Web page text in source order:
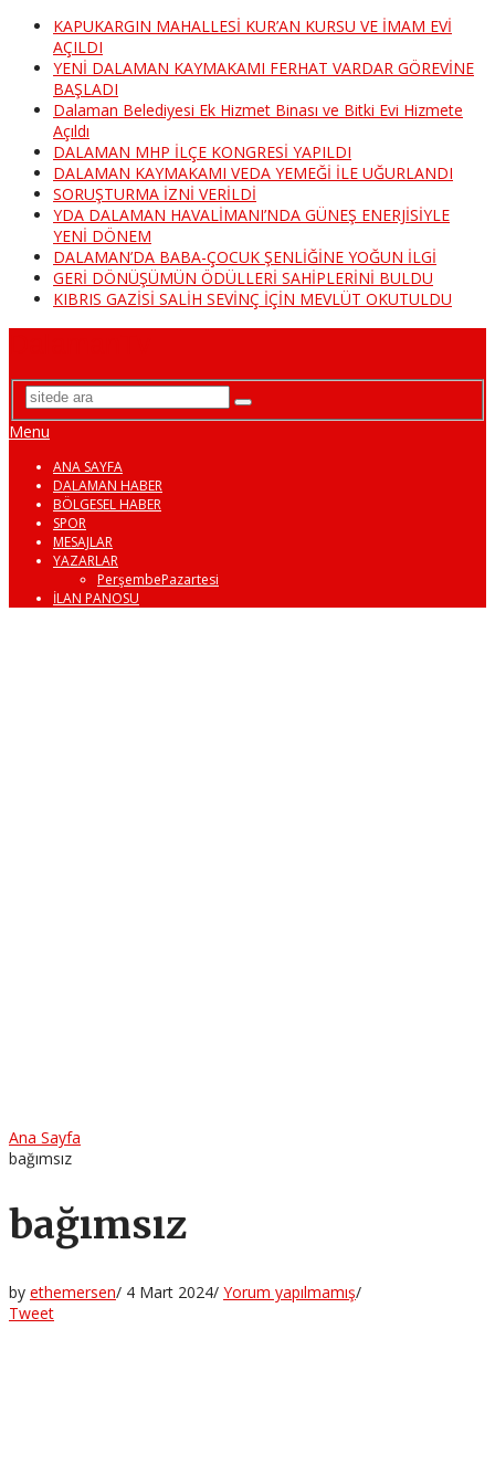
KAPUKARGIN MAHALLESİ KUR’AN KURSU VE İMAM EVİ
AÇILDI
YENİ DALAMAN KAYMAKAMI FERHAT VARDAR GÖREVİNE
BAŞLADI
Dalaman Belediyesi Ek Hizmet Binası ve Bitki Evi Hizmete
Açıldı
DALAMAN MHP İLÇE KONGRESİ YAPILDI
DALAMAN KAYMAKAMI VEDA YEMEĞİ İLE UĞURLANDI
SORUŞTURMA İZNİ VERİLDİ
YDA DALAMAN HAVALİMANI’NDA GÜNEŞ ENERJİSİYLE
YENİ DÖNEM
DALAMAN’DA BABA-ÇOCUK ŞENLİĞİNE YOĞUN İLGİ
GERİ DÖNÜŞÜMÜN ÖDÜLLERİ SAHİPLERİNİ BULDU
KIBRIS GAZİSİ SALİH SEVİNÇ İÇİN MEVLÜT OKUTULDU
Menu
ANA SAYFA
DALAMAN HABER
BÖLGESEL HABER
SPOR
MESAJLAR
YAZARLAR
PerşembePazartesi
İLAN PANOSU
Ana Sayfa
bağımsız
bağımsız
by ethemersen/ 4 Mart 2024/ Yorum yapılmamış/
Tweet